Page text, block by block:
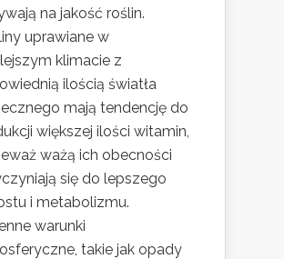
na jakość roślin.
uprawiane w
klimacie z
ilością światła
mają tendencję do
większej ilości witamin,
ważą ich obecności
się do lepszego
i metabolizmu.
warunki
takie jak opady